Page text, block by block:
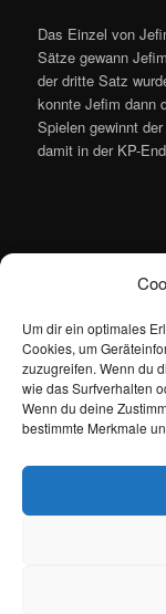
Um dir ein optimales
Cookies, um
zuzugreifen. Wenn du
wie das Surfverhalten
Wenn du deine
bestimmte Merkmale
Das Einzel von
Sätze gewann
der dritte Satz
konnte Jefim dann
Spielen gewinnt
damit in der KP-
Ergebnis-Übersicht:
Setze ein